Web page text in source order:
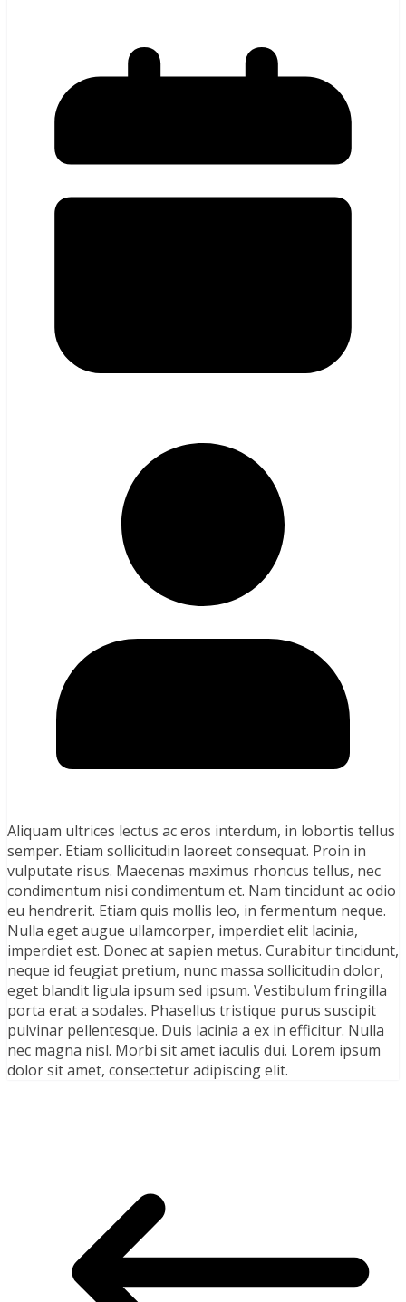
Aliquam ultrices lectus ac eros interdum, in lobortis tellus
semper. Etiam sollicitudin laoreet consequat. Proin in
vulputate risus. Maecenas maximus rhoncus tellus, nec
condimentum nisi condimentum et. Nam tincidunt ac odio
eu hendrerit. Etiam quis mollis leo, in fermentum neque.
Nulla eget augue ullamcorper, imperdiet elit lacinia,
imperdiet est. Donec at sapien metus. Curabitur tincidunt,
neque id feugiat pretium, nunc massa sollicitudin dolor,
eget blandit ligula ipsum sed ipsum. Vestibulum fringilla
porta erat a sodales. Phasellus tristique purus suscipit
pulvinar pellentesque. Duis lacinia a ex in efficitur. Nulla
nec magna nisl. Morbi sit amet iaculis dui. Lorem ipsum
dolor sit amet, consectetur adipiscing elit.